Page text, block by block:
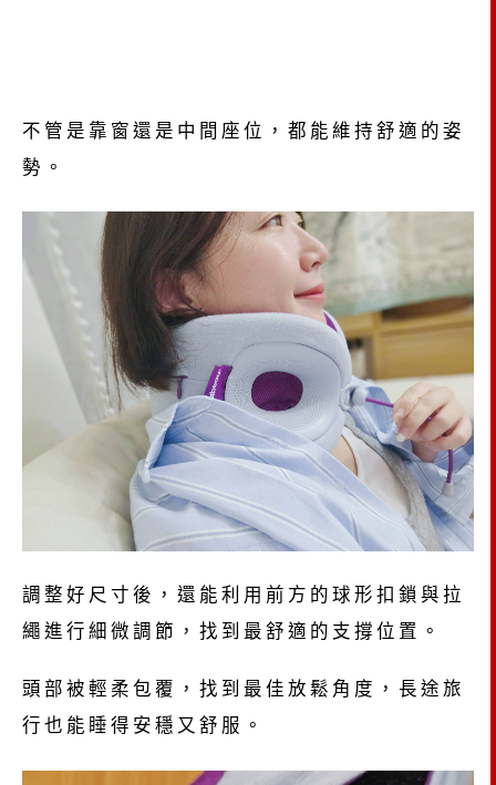
不管是靠窗還是中間座位，都能維持舒適的姿
勢。
調整好尺寸後，還能利用前方的球形扣鎖與拉
繩進行細微調節，找到最舒適的支撐位置。
頭部被輕柔包覆，找到最佳放鬆角度，長途旅
行也能睡得安穩又舒服。